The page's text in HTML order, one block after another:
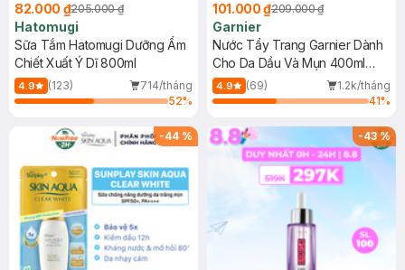
82.000 ₫205.000 ₫
Hatomugi
Sữa Tắm Hatomugi Dưỡng Ẩm
Chiết Xuất Ý Dĩ 800ml
4.9 (123)
714/tháng
52%
101.000 ₫209.000 ₫
Garnier
Nước Tẩy Trang Garnier Dành
Cho Da Dầu Và Mụn 400ml
(Mới)
4.9 (69)
1.2k/tháng
41%
-44 % -43%